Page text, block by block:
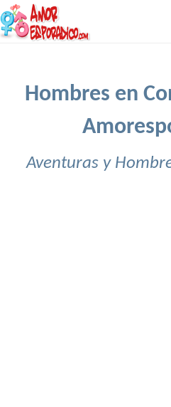
Hombres en
Aventuras y